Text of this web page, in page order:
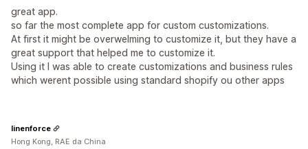
great app.
so far the most complete app for custom customizations.
At first it might be overwelming to customize it, but they have a
great support that helped me to customize it.
Using it I was able to create customizations and business rules
which werent possible using standard shopify ou other apps
linenforce
Hong Kong, RAE da China